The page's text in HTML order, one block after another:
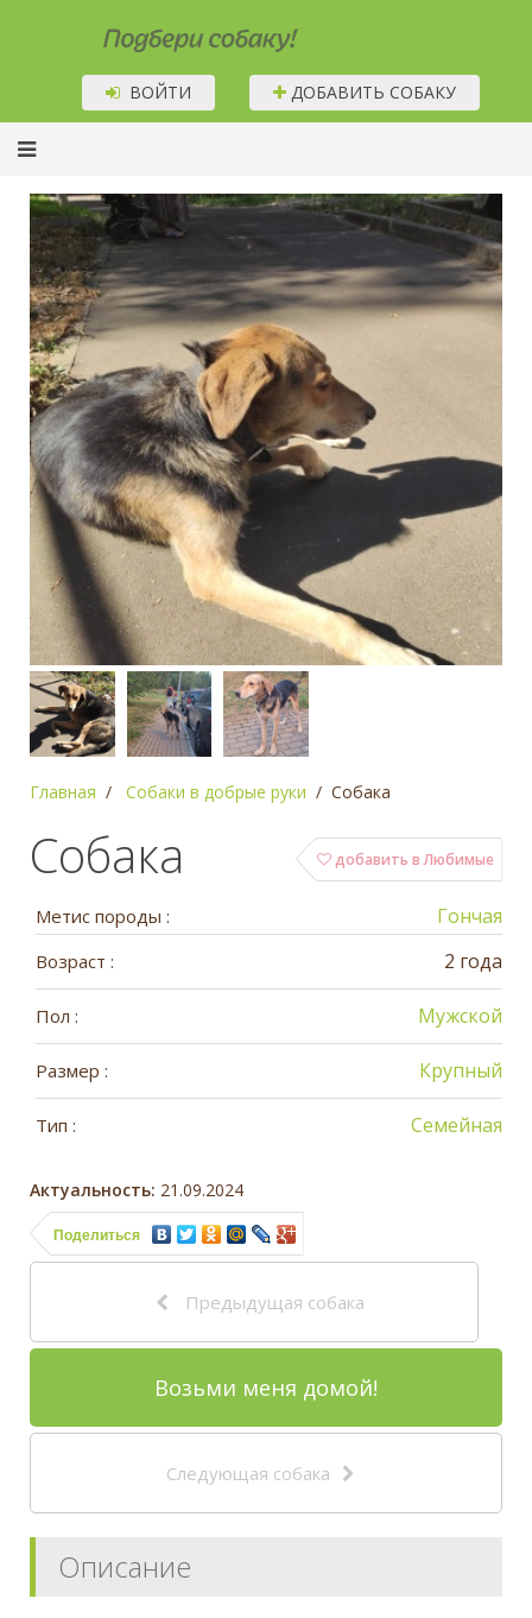
Подбери собаку!
ВОЙТИ ДОБАВИТЬ СОБАКУ
Главная Собаки в добрые руки Собака
добавить в Любимые
Собака
Метис породы : Гончая
Возраст : 2 года
Пол : Мужской
Размер : Крупный
Тип : Семейная
Актуальность: 21.09.2024
Поделиться
Предыдущая собака
Возьми меня домой!
Следующая собака
Описание